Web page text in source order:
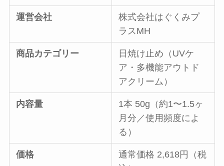
運営会社
株式会社はぐくみプ
ラスMH
商品カテゴリー
日焼け止め（UVケ
ア・多機能アウトド
アクリーム）
内容量
1本 50g（約1〜1.5ヶ
月分／使用頻度によ
る）
価格
通常価格 2,618円（税